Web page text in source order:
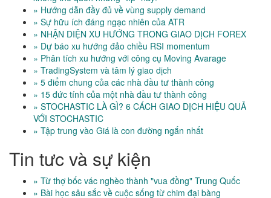
» Hướng dẫn đầy đủ về vùng supply demand
» Sự hữu ích đáng ngạc nhiên của ATR
» NHẬN DIỆN XU HƯỚNG TRONG GIAO DỊCH FOREX
» Dự báo xu hướng đảo chiều RSI momentum
» Phân tích xu hướng với công cụ Moving Avarage
» TradingSystem và tâm lý giao dịch
» 5 điểm chung của các nhà đầu tư thành công
» 15 đức tính của một nhà đầu tư thành công
» STOCHASTIC LÀ GÌ? 6 CÁCH GIAO DỊCH HIỆU QUẢ
VỚI STOCHASTIC
» Tập trung vào Giá là con đường ngắn nhất
Tin tưc và sự kiện
» Từ thợ bốc vác nghèo thành "vua đồng" Trung Quốc
» Bài học sâu sắc về cuộc sống từ chim đại bàng